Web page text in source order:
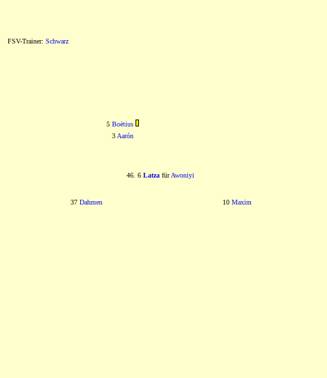
FSV-Trainer: Schwarz
5 Boëtius
3 Aarón
46. 6 Latza fürAwoniyi
37 Dahmen 10 Maxim